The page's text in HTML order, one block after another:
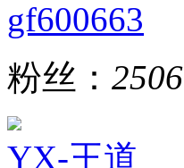
gf600663
粉丝： 2506
YX-王道